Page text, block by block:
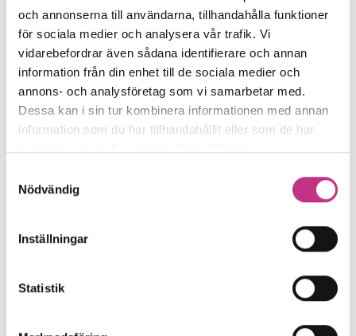
och annonserna till användarna, tillhandahålla funktioner
för sociala medier och analysera vår trafik. Vi
vidarebefordrar även sådana identifierare och annan
information från din enhet till de sociala medier och
annons- och analysföretag som vi samarbetar med.
Dessa kan i sin tur kombinera informationen med annan
information som du har tillhandahållit eller som de har
Nödvändig
Inställningar
Statistik
SAMHÄLLSUTVECKLING
Så digitaliserad är industrin i dag
Industriföretag använder sig alltmer av